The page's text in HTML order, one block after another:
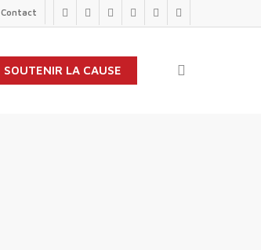
twitterfacebooklinkedinyoutubeinstagram
flickr
Contact
SOUTENIR LA CAUSE